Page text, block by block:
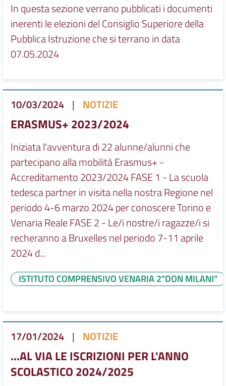
In questa sezione verrano pubblicati i documenti
inerenti le elezioni del Consiglio Superiore della
Pubblica Istruzione che si terrano in data
07.05.2024
10/03/2024 | NOTIZIE
ERASMUS+ 2023/2024
Iniziata l'avventura di 22 alunne/alunni che
partecipano alla mobilità Erasmus+ -
Accreditamento 2023/2024 FASE 1 - La scuola
tedesca partner in visita nella nostra Regione nel
periodo 4-6 marzo 2024 per conoscere Torino e
Venaria Reale FASE 2 - Le/i nostre/i ragazze/i si
recheranno a Bruxelles nel periodo 7-11 aprile
2024 d...
ISTITUTO COMPRENSIVO VENARIA 2"DON MILANI"
17/01/2024 | NOTIZIE
...AL VIA LE ISCRIZIONI PER L'ANNO
SCOLASTICO 2024/2025